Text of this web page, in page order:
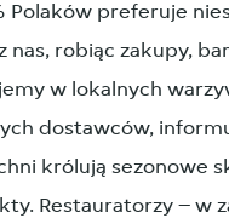
Polaków preferuje
nas, robiąc zakupy,
w lokalnych
dostawców,
królują sezonowe
Restauratorzy – w